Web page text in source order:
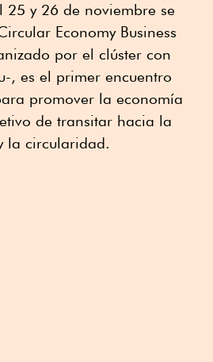
25 y 26 de noviembre se
Economy Business
por el clúster con
, es el primer encuentro
promover la economía
de transitar hacia la
la circularidad.